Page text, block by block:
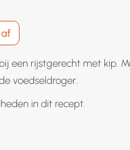
af
een rijstgerecht met kip.
voedseldroger.
in dit recept.